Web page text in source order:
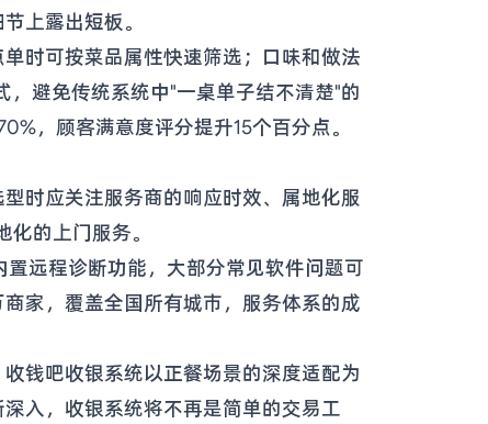
上露出短板。
时可按菜品属性快速筛选；口味和做法
避免传统系统中"一桌单子结不清楚"的
，顾客满意度评分提升15个百分点。
时应关注服务商的响应时效、属地化服
的上门服务。
远程诊断功能，大部分常见软件问题可
家，覆盖全国所有城市，服务体系的成
钱吧收银系统以正餐场景的深度适配为
入，收银系统将不再是简单的交易工